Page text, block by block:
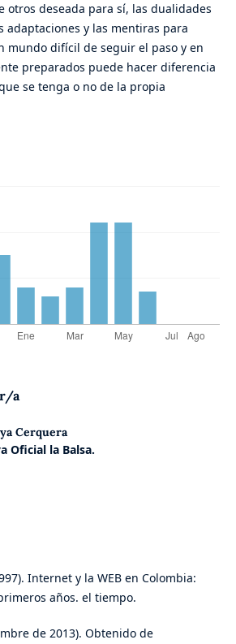
otros deseada para sí, las dualidades
adaptaciones y las mentiras para
mundo difícil de seguir el paso y en
preparados puede hacer diferencia
se tenga o no de la propia
a
Cerquera
Oficial la Balsa.
Internet y la WEB en Colombia:
años. el tiempo.
de 2013). Obtenido de